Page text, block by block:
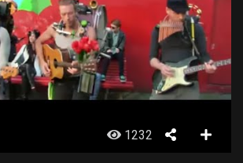
1232